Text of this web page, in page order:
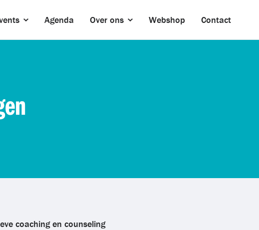
Agenda Over ons Webshop Contact
coaching en counseling